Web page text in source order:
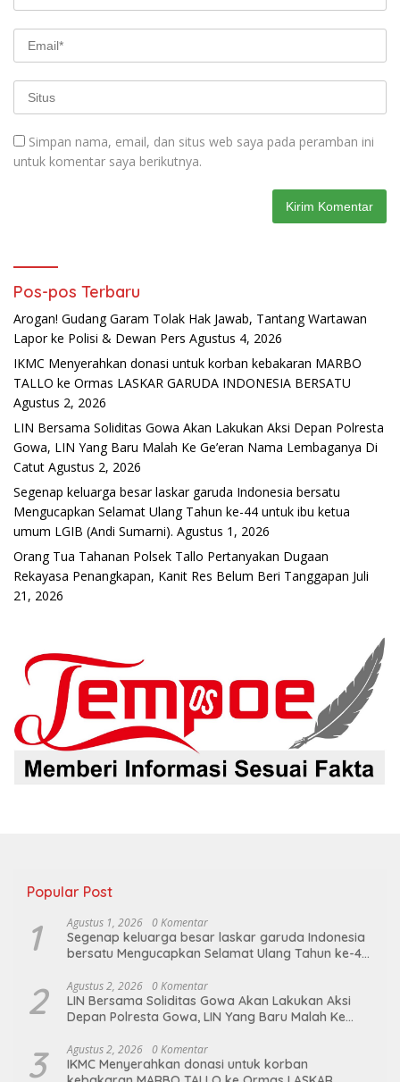
Simpan nama, email, dan situs web saya pada peramban ini
untuk komentar saya berikutnya.
Pos-pos Terbaru
Arogan! Gudang Garam Tolak Hak Jawab, Tantang Wartawan
Lapor ke Polisi & Dewan Pers Agustus 4, 2026
IKMC Menyerahkan donasi untuk korban kebakaran MARBO
TALLO ke Ormas LASKAR GARUDA INDONESIA BERSATU
Agustus 2, 2026
LIN Bersama Soliditas Gowa Akan Lakukan Aksi Depan Polresta
Gowa, LIN Yang Baru Malah Ke Ge’eran Nama Lembaganya Di
Catut Agustus 2, 2026
Segenap keluarga besar laskar garuda Indonesia bersatu
Mengucapkan Selamat Ulang Tahun ke-44 untuk ibu ketua
umum LGIB (Andi Sumarni). Agustus 1, 2026
Orang Tua Tahanan Polsek Tallo Pertanyakan Dugaan
Rekayasa Penangkapan, Kanit Res Belum Beri Tanggapan Juli
21, 2026
Popular Post
1 Agustus 1, 2026 0 Komentar
Segenap keluarga besar laskar garuda Indonesia
bersatu Mengucapkan Selamat Ulang Tahun ke-44
2 Agustus 2, 2026 0 Komentar
LIN Bersama Soliditas Gowa Akan Lakukan Aksi
Depan Polresta Gowa, LIN Yang Baru Malah Ke
3 Agustus 2, 2026 0 Komentar
IKMC Menyerahkan donasi untuk korban